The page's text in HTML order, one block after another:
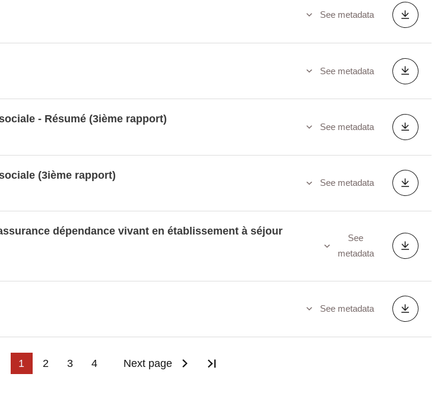
See metadata
See metadata
- Résumé (3ième rapport)
See metadata
(3ième rapport)
See metadata
dépendance vivant en établissement à séjour
See
metadata
See metadata
1 2 3 4 Next page